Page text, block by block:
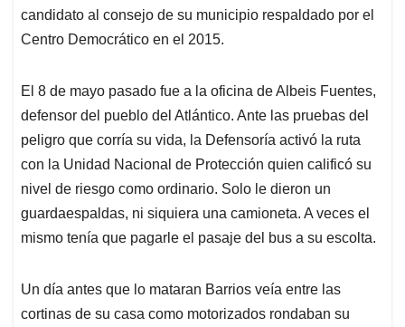
candidato al consejo de su municipio respaldado por el
Centro Democrático en el 2015.
El 8 de mayo pasado fue a la oficina de Albeis Fuentes,
defensor del pueblo del Atlántico. Ante las pruebas del
peligro que corría su vida, la Defensoría activó la ruta
con la Unidad Nacional de Protección quien calificó su
nivel de riesgo como ordinario. Solo le dieron un
guardaespaldas, ni siquiera una camioneta. A veces el
mismo tenía que pagarle el pasaje del bus a su escolta.
Un día antes que lo mataran Barrios veía entre las
cortinas de su casa como motorizados rondaban su